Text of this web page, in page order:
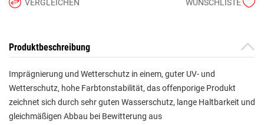
VERGLEICHEN WUNSCHLISTE
Produktbeschreibung
Imprägnierung und Wetterschutz in einem, guter UV- und
Wetterschutz, hohe Farbtonstabilität, das offenporige Produkt
zeichnet sich durch sehr guten Wasserschutz, lange Haltbarkeit und
gleichmäßigen Abbau bei Bewitterung aus